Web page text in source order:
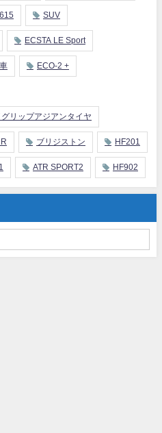
SUV
ECSTA LE Sport
ECO-2 +
リップアジアンタイヤ
ブリジストン HF201
ATR SPORT2 HF902